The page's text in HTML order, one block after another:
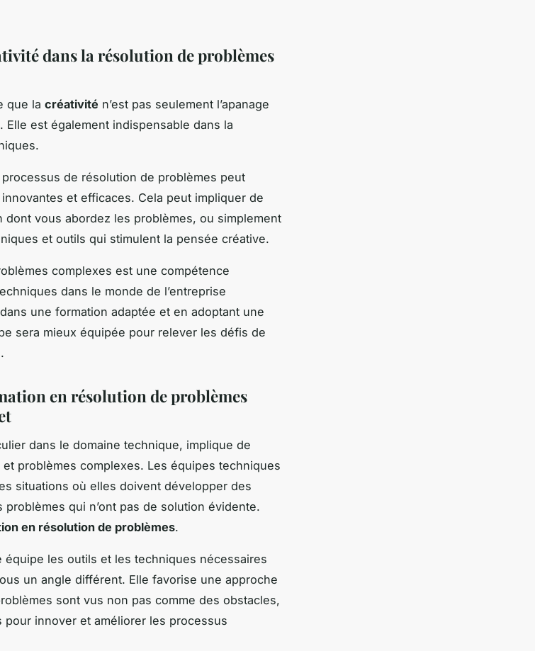
dans la résolution de problèmes
que la créativité n’est pas seulement l’apanage
est également indispensable dans la
de résolution de problèmes peut
et efficaces. Cela peut impliquer de
dont vous abordez les problèmes, ou simplement
et outils qui stimulent la pensée créative.
complexes est une compétence
dans le monde de l’entreprise
une formation adaptée et en adoptant une
sera mieux équipée pour relever les défis de
en résolution de problèmes
dans le domaine technique, implique de
problèmes complexes. Les équipes techniques
situations où elles doivent développer des
qui n’ont pas de solution évidente.
en résolution de problèmes.
les outils et les techniques nécessaires
un angle différent. Elle favorise une approche
sont vus non pas comme des obstacles,
pour innover et améliorer les processus